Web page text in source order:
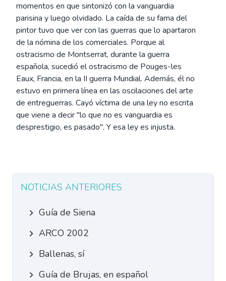
momentos en que sintonizó con la vanguardia
parisina y luego olvidado. La caída de su fama del
pintor tuvo que ver con las guerras que lo apartaron
de la nómina de los comerciales. Porque al
ostracismo de Montserrat, durante la guerra
española, sucedió el ostracismo de Pouges-les
Eaux, Francia, en la II guerra Mundial. Además, él no
estuvo en primera línea en las oscilaciones del arte
de entreguerras. Cayó víctima de una ley no escrita
que viene a decir "lo que no es vanguardia es
desprestigio, es pasado". Y esa ley es injusta.
NOTICIAS ANTERIORES
Guía de Siena
ARCO 2002
Ballenas, sí
Guía de Brujas, en español